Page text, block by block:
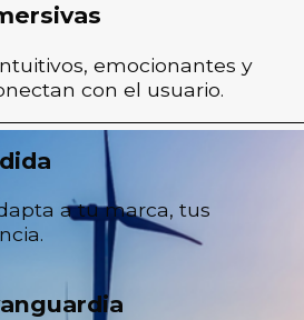
emocionantes y
con el usuario.
a tu marca, tus